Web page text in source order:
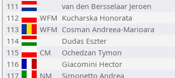
111
van den Bersselaar Jeroen
112
WFM Kucharska Honorata
113
WFM Cosman Andreea-Marioara
114
Dudas Eszter
115
CM Ochedzan Tymon
116
Giacomini Hector
117
NM Simonetto Andrea